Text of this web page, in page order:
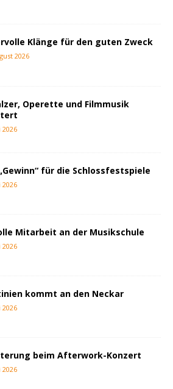
Klänge für den guten Zweck
2026
Operette und Filmmusik
2026
für die Schlossfestspiele
2026
Mitarbeit an der Musikschule
2026
kommt an den Neckar
2026
beim Afterwork-Konzert
2026